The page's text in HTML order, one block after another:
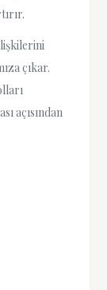
çıkar.
açısından